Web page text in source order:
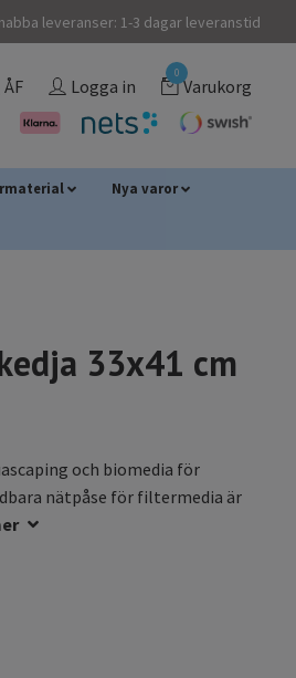
leveranser: 1-3 dagar leveranstid
ÅF Logga in
0
Varukorg
Nya varor
33x41 cm
och biomedia för
nätpåse för filtermedia är